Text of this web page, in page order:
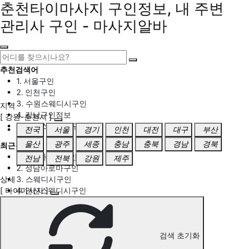
춘천타이마사지 구인정보, 내 주변
관리사 구인 - 마사지알바
추천검색어
1. 서울구인
2. 인천구인
3. 수원스웨디시구인
4. 강남구인정보
5. 동탄스웨디시구인
최근검색어
1. 일산마사지구인
2. 성남아로마구인
3. 스웨디시구인
4. 안산스웨디시구인
춘천 타이마사지 구인정보
지역
[ 강원-춘천시 ]
전국
서울 경기 인천 대전 대구
부산
울산
광주 세종 충남 충북 경남
경북
전남
전북 강원 제주
상세
[ 타이마사지 ]
검색 초기화